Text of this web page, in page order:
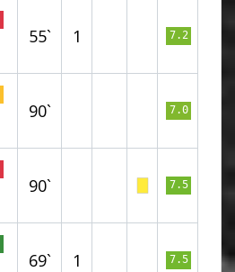
55` 1 7.2
90` 7.0
90` 7.5
69` 1 7.5